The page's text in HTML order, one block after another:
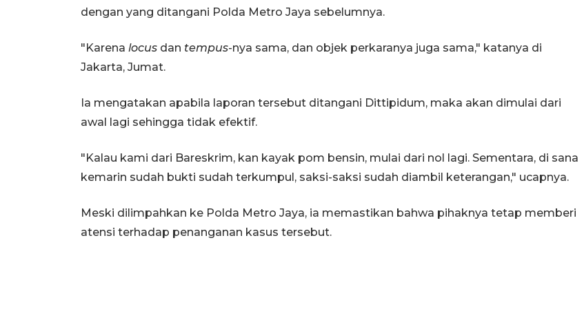
dengan yang ditangani Polda Metro Jaya sebelumnya.
"Karena locus dan tempus-nya sama, dan objek perkaranya juga sama," katanya di
Jakarta, Jumat.
Ia mengatakan apabila laporan tersebut ditangani Dittipidum, maka akan dimulai dari
awal lagi sehingga tidak efektif.
"Kalau kami dari Bareskrim, kan kayak pom bensin, mulai dari nol lagi. Sementara, di sana
kemarin sudah bukti sudah terkumpul, saksi-saksi sudah diambil keterangan," ucapnya.
Meski dilimpahkan ke Polda Metro Jaya, ia memastikan bahwa pihaknya tetap memberi
atensi terhadap penanganan kasus tersebut.